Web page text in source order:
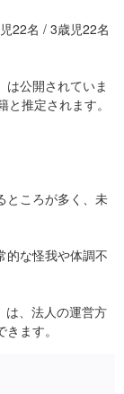
22名 / 3歳児22名
は公開されていま
推定されます。​
ところが多く、未
的な怪我や体調不
は、法人の運営方
ます。​